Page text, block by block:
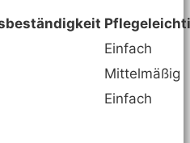
Einfach
Mittelmäßig
Einfach